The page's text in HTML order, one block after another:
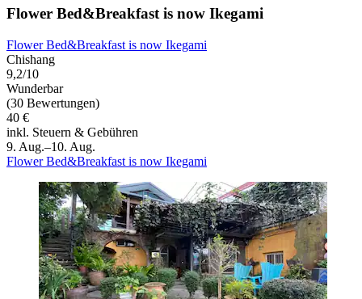
Flower Bed&Breakfast is now Ikegami
Flower Bed&Breakfast is now Ikegami
Chishang
9,2/10
Wunderbar
(30 Bewertungen)
40 €
inkl. Steuern & Gebühren
9. Aug.–10. Aug.
Flower Bed&Breakfast is now Ikegami